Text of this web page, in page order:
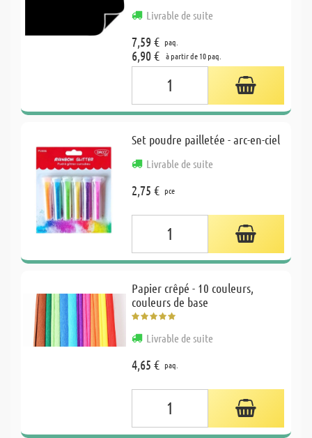
Livrable de suite
7,59 € paq.
6,90 € à partir de 10 paq.
Set poudre pailletée - arc-en-ciel
Livrable de suite
2,75 € pce
Papier crêpé - 10 couleurs,
couleurs de base
Livrable de suite
4,65 € paq.